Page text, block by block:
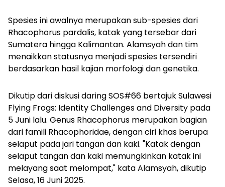
Spesies ini awalnya merupakan sub-spesies dari
Rhacophorus pardalis, katak yang tersebar dari
Sumatera hingga Kalimantan. Alamsyah dan tim
menaikkan statusnya menjadi spesies tersendiri
berdasarkan hasil kajian morfologi dan genetika.
Dikutip dari diskusi daring SOS#66 bertajukSulawesi
Flying Frogs: Identity Challenges and Diversity pada
5 Juni lalu. Genus Rhacophorus merupakan bagian
dari famili Rhacophoridae, dengan ciri khas berupa
selaput pada jari tangan dan kaki. "Katak dengan
selaput tangan dan kaki memungkinkan katak ini
melayang saat melompat," kata Alamsyah, dikutip
Selasa, 16 Juni 2025.